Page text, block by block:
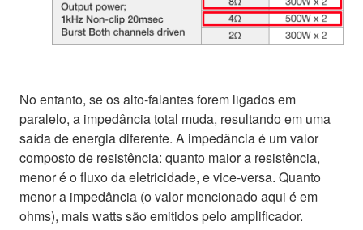
No entanto, se os alto-falantes forem ligados em
paralelo, a impedância total muda, resultando em uma
saída de energia diferente. A impedância é um valor
composto de resistência: quanto maior a resistência,
menor é o fluxo da eletricidade, e vice-versa. Quanto
menor a impedância (o valor mencionado aqui é em
ohms), mais watts são emitidos pelo amplificador.